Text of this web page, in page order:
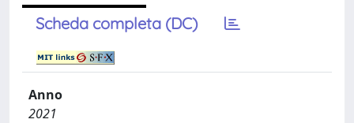
Scheda completa (DC)
Anno
2021